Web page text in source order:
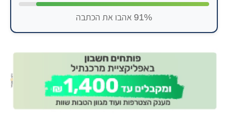
91% אהבו את הכתבה